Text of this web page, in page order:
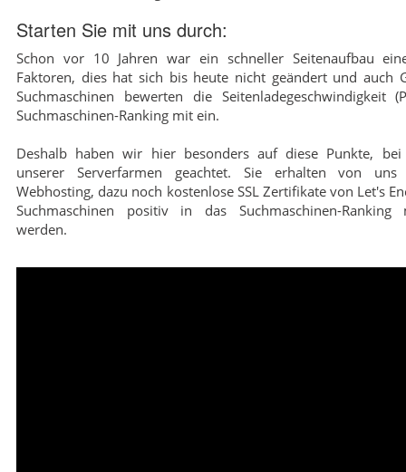
Starten Sie mit uns durch:
Schon vor 10 Jahren war ein schneller Seitenaufbau
Faktoren, dies hat sich bis heute nicht geändert und auch
Suchmaschinen bewerten die Seitenladegeschwindigkeit
Suchmaschinen-Ranking mit ein.
Deshalb haben wir hier besonders auf diese Punkte,
unserer Serverfarmen geachtet. Sie erhalten von uns
Webhosting, dazu noch kostenlose SSL Zertifikate von Let's
Suchmaschinen positiv in das Suchmaschinen-Ranking
werden.